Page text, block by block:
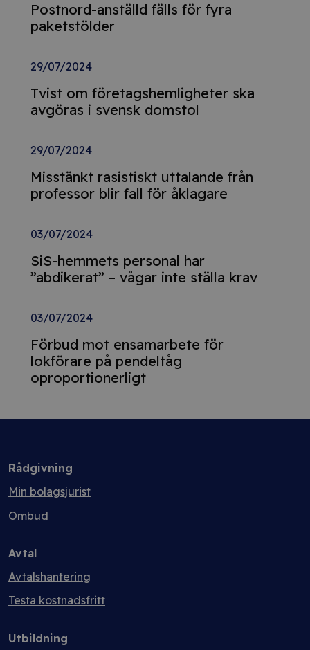
Postnord-anställd fälls för fyra
paketstölder
29/07/2024
Tvist om företagshemligheter ska
avgöras i svensk domstol
29/07/2024
Misstänkt rasistiskt uttalande från
professor blir fall för åklagare
03/07/2024
SiS-hemmets personal har
”abdikerat” – vågar inte ställa krav
03/07/2024
Förbud mot ensamarbete för
lokförare på pendeltåg
oproportionerligt
Rådgivning
Min bolagsjurist
Ombud
Avtal
Avtalshantering
Testa kostnadsfritt
Utbildning